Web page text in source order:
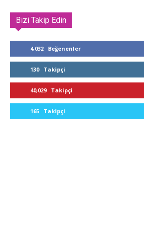
Bizi Takip Edin
4,032 Beğenenler
130 Takipçi
40,029 Takipçi
165 Takipçi